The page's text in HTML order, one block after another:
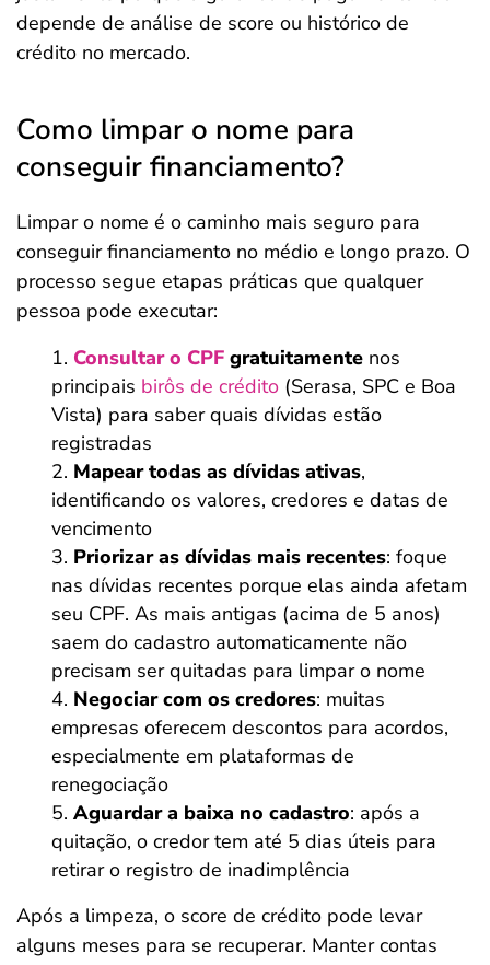
depende de análise de score ou histórico de
crédito no mercado.
Como limpar o nome para
conseguir financiamento?
Limpar o nome é o caminho mais seguro para
conseguir financiamento no médio e longo prazo. O
processo segue etapas práticas que qualquer
pessoa pode executar:
Consultar o CPF gratuitamente nos
principais birôs de crédito (Serasa, SPC e Boa
Vista) para saber quais dívidas estão
registradas
Mapear todas as dívidas ativas,
identificando os valores, credores e datas de
vencimento
Priorizar as dívidas mais recentes: foque
nas dívidas recentes porque elas ainda afetam
seu CPF. As mais antigas (acima de 5 anos)
saem do cadastro automaticamente não
precisam ser quitadas para limpar o nome
Negociar com os credores: muitas
empresas oferecem descontos para acordos,
especialmente em plataformas de
renegociação
Aguardar a baixa no cadastro: após a
quitação, o credor tem até 5 dias úteis para
retirar o registro de inadimplência
Após a limpeza, o score de crédito pode levar
alguns meses para se recuperar. Manter contas